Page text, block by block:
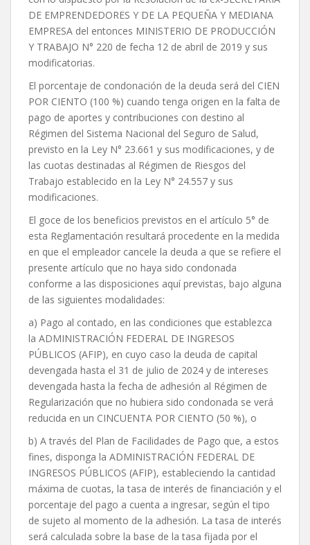
DE EMPRENDEDORES Y DE LA PEQUEÑA Y MEDIANA
EMPRESA del entonces MINISTERIO DE PRODUCCIÓN
Y TRABAJO N° 220 de fecha 12 de abril de 2019 y sus
modificatorias.
El porcentaje de condonación de la deuda será del CIEN
POR CIENTO (100 %) cuando tenga origen en la falta de
pago de aportes y contribuciones con destino al
Régimen del Sistema Nacional del Seguro de Salud,
previsto en la Ley N° 23.661 y sus modificaciones, y de
las cuotas destinadas al Régimen de Riesgos del
Trabajo establecido en la Ley N° 24.557 y sus
modificaciones.
El goce de los beneficios previstos en el artículo 5° de
esta Reglamentación resultará procedente en la medida
en que el empleador cancele la deuda a que se refiere el
presente artículo que no haya sido condonada
conforme a las disposiciones aquí previstas, bajo alguna
de las siguientes modalidades:
a) Pago al contado, en las condiciones que establezca
la ADMINISTRACIÓN FEDERAL DE INGRESOS
PÚBLICOS (AFIP), en cuyo caso la deuda de capital
devengada hasta el 31 de julio de 2024 y de intereses
devengada hasta la fecha de adhesión al Régimen de
Regularización que no hubiera sido condonada se verá
reducida en un CINCUENTA POR CIENTO (50 %), o
b) A través del Plan de Facilidades de Pago que, a estos
fines, disponga la ADMINISTRACIÓN FEDERAL DE
INGRESOS PÚBLICOS (AFIP), estableciendo la cantidad
máxima de cuotas, la tasa de interés de financiación y el
porcentaje del pago a cuenta a ingresar, según el tipo
de sujeto al momento de la adhesión. La tasa de interés
será calculada sobre la base de la tasa fijada por el